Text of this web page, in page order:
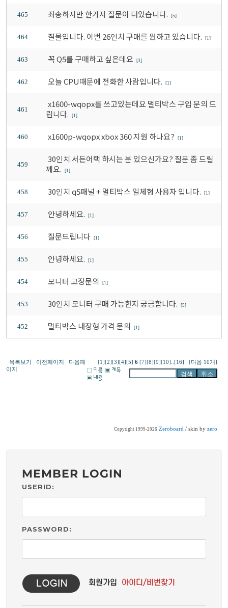
465 죄송하지만 한가지 질문이 더있습니다. [5]
464 질물입니다. 이번 26인치 구매를 원하고 있습니다. [1]
463 꼭 Q5를 구매하고 싶은데요 [3]
462 오늘 CPU때문에 전화한 사람입니다. [1]
461
x1600-wqopx를 쓰고있는데요 멀티박스 구입 문의 드
립니다.
[1]
460 x1600p-wqopx xbox 360 지원 하나요? [1]
459
30인치 서든어택 하시는 분 있으신가요? 질문 좀 드릴
께요.
[1]
458 30인치 q5패널 + 멀티박스 일체형 사용자 입니다. [1]
457 안녕하세요. [1]
456 질문드립니다 [1]
455 안녕하세요. [1]
454 모니터 고장문의 [1]
453 30인치 모니터 구매 가능한지 궁금합니다. [5]
452 멀티박스 내장형 가격 문의 [1]
목록보기 이전페이지
다음페
이지
[1] [2] [3] [4] [5] 6 [7] [8] [9] [10] [16] [다음 10개]
Copyright 1999-2026 Zeroboard / skin by zero
MEMBER LOGIN
USERID:
PASSWORD: